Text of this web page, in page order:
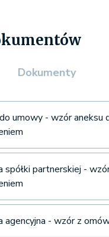
Dokumenty
umowy - wzór aneksu
spółki partnerskiej -
agencyjna - wzór z